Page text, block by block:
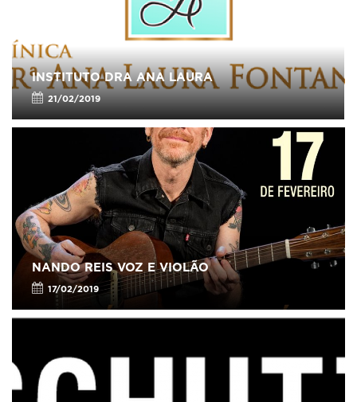
INSTITUTO DRA ANA LAURA
21/02/2019
NANDO REIS VOZ E VIOLÃO
17/02/2019